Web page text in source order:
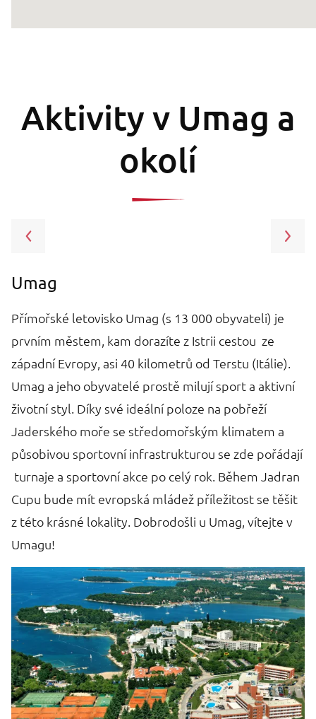
Aktivity v Umag a
okolí
Umag
Přímořské letovisko Umag (s 13 000 obyvateli) je
prvním městem, kam dorazíte z Istrii cestou ze
západní Evropy, asi 40 kilometrů od Terstu (Itálie).
Umag a jeho obyvatelé prostě milují sport a aktivní
životní styl. Díky své ideální poloze na pobřeží
Jaderského moře se středomořským klimatem a
působivou sportovní infrastrukturou se zde pořádají
turnaje a sportovní akce po celý rok. Během Jadran
Cupu bude mít evropská mládež příležitost se těšit
z této krásné lokality. Dobrodošli u Umag, vítejte v
Umagu!